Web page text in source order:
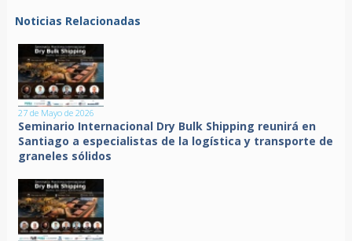
Noticias Relacionadas
27 de Mayo de 2026
Seminario Internacional Dry Bulk Shipping reunirá en
Santiago a especialistas de la logística y transporte de
graneles sólidos